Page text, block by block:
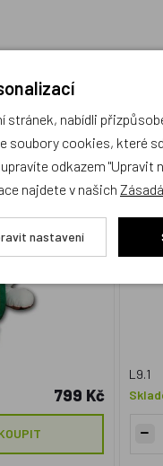
světlý
799 Kč
L9.1
stránek, nabídli
soubory cookies, které
odkazem
najdete v našich
nastavení